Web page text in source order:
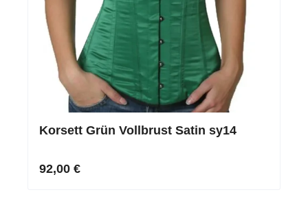
Korsett Grün Vollbrust Satin sy14
92,00 €